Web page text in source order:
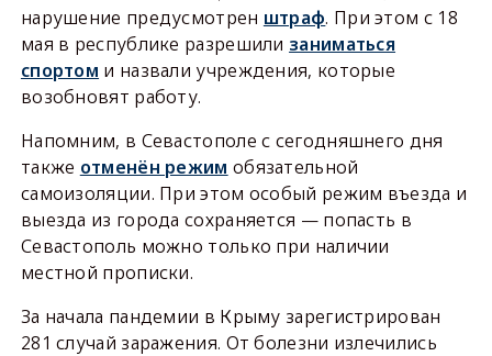
нарушение предусмотрен штраф. При этом с 18
мая в республике разрешили заниматься
спортом и назвали учреждения, которые
возобновят работу.
Напомним, в Севастополе с сегодняшнего дня
также отменён режим обязательной
самоизоляции. При этом особый режим въезда и
выезда из города сохраняется — попасть в
Севастополь можно только при наличии
местной прописки.
За начала пандемии в Крыму зарегистрирован
281 случай заражения. От болезни излечились